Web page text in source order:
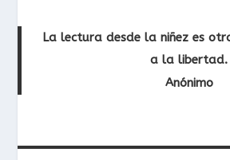
La lectura desde la niñez es
a la libertad.
Anónimo